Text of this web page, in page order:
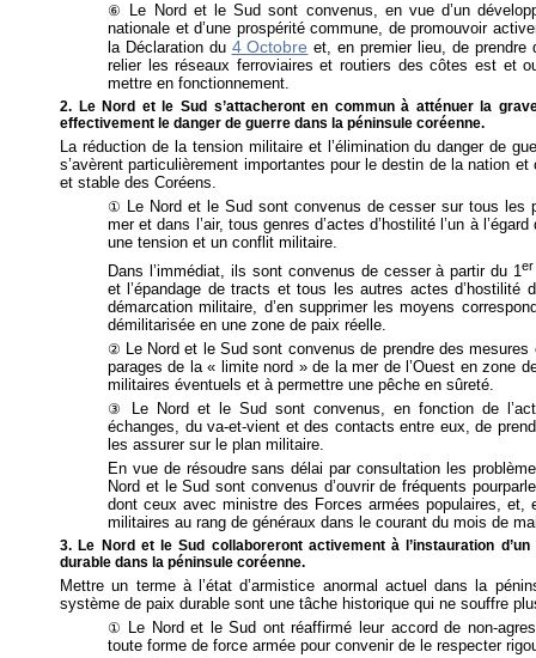
⑥
Le Nord et le Sud sont convenus, en vue d’un
nationale et d’une prospérité commune, de promouvoir
la Déclaration du 4 Octobre et, en premier lieu, de prendre
relier les réseaux ferroviaires et routiers des côtes est et
mettre en fonctionnement.
2. Le Nord et le Sud s’attacheront en commun à atténuer la
effectivement le danger de guerre dans la péninsule coréenne.
La réduction de la tension militaire et l’élimination du danger de
s’avèrent particulièrement importantes pour le destin de la nation
et stable des Coréens.
① Le Nord et le Sud sont convenus de cesser sur tous les
mer et dans l’air, tous genres d’actes d’hostilité l’un à
une tension et un conflit militaire.
Dans l’immédiat, ils sont convenus de cesser à partir du 1
et l’épandage de tracts et tous les autres actes d’hostilité
démarcation militaire, d’en supprimer les moyens
démilitarisée en une zone de paix réelle.
② Le Nord et le Sud sont convenus de prendre des
parages de la « limite nord » de la mer de l’Ouest en zone
militaires éventuels et à permettre une pêche en sûreté.
③ Le Nord et le Sud sont convenus, en fonction de
échanges, du va-et-vient et des contacts entre eux, de
les assurer sur le plan militaire.
En vue de résoudre sans délai par consultation les
Nord et le Sud sont convenus d’ouvrir de fréquents
dont ceux avec ministre des Forces armées populaires, et,
militaires au rang de généraux dans le courant du mois de
3. Le Nord et le Sud collaboreront activement à l’instauration
durable dans la péninsule coréenne.
Mettre un terme à l’état d’armistice anormal actuel dans la
système de paix durable sont une tâche historique qui ne souffre
① Le Nord et le Sud ont réaffirmé leur accord de non-
toute forme de force armée pour convenir de le respecter